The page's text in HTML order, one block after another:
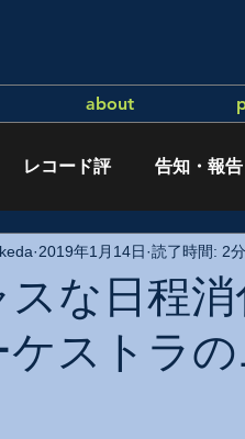
about
レコード評 告知・報告
スな日程
ケストラ
2019年1月14日 読了時間: 2分